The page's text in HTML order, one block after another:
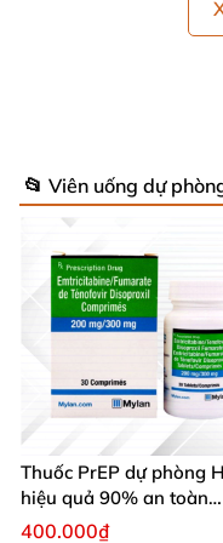
Thành Phần
Mỗi viên nén bao
📂 Viên uống dự
Thuốc PrEP dự phòng
hiệu quả 90% an toàn
nhanh chóng
400.000₫